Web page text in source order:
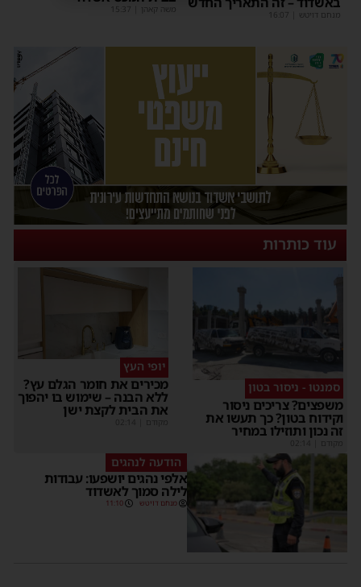
מנחם דויטש 16:07 משה קאהן 15:37
עוד כותרות
סמנטו - ניסור בטון
משפצים? צריכים ניסור
וקידוח בטון? כך תעשו את
זה נכון ותוזילו במחיר
מקודם
יופי העץ
מכירים את חומר הגלם עץ?
ללא הבנה – שימוש בו יהפוך
את הבית לקצת ישן
מקודם
הודעה לנהגים
אלפי נהגים יושפעו: עבודות
לילה סמוך לאשדוד
מנחם דויטש 11:10